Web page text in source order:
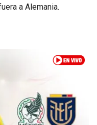
a Alemania.